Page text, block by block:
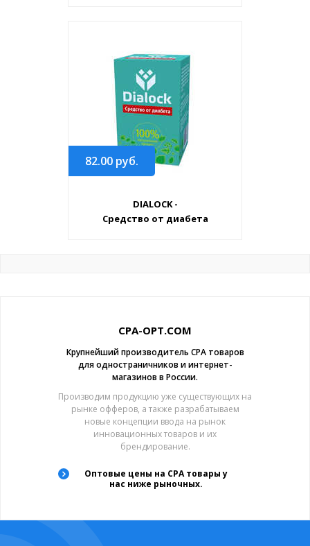
82.00 руб.
DIALOCK -
Средство от диабета
CPA-OPT.COM
Крупнейший производитель CPA товаров
для одностраничников и интернет-
магазинов в России.
Производим продукцию уже существующих на
рынке офферов, а также разрабатываем
новые концепции ввода на рынок
инновационных товаров и их
брендирование.
Оптовые цены на CPA товары у
нас ниже рыночных.